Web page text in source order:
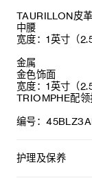
TAURILLON皮革
中腰
宽度：1英寸（
金属
金色饰面
宽度：1英寸（
TRIOMPHE配领
编号：
护理及保养